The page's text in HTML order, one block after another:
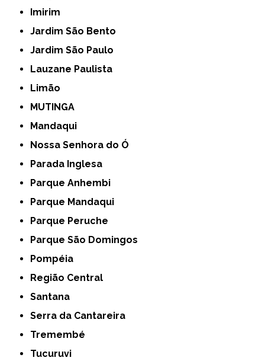
Imirim
Jardim São Bento
Jardim São Paulo
Lauzane Paulista
Limão
MUTINGA
Mandaqui
Nossa Senhora do Ó
Parada Inglesa
Parque Anhembi
Parque Mandaqui
Parque Peruche
Parque São Domingos
Pompéia
Região Central
Santana
Serra da Cantareira
Tremembé
Tucuruvi